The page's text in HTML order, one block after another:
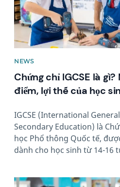
NEWS
Chứng chỉ IGCSE là
điểm, lợi thế của học
IGCSE (International
Secondary Education) là
học Phổ thông Quốc tế,
dành cho học sinh từ 14-16
News image